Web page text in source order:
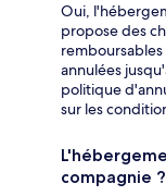
Oui,
propose des
annulées
politique
sur les
compagnie ?